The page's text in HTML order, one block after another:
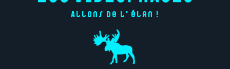
Allons de l'élan !